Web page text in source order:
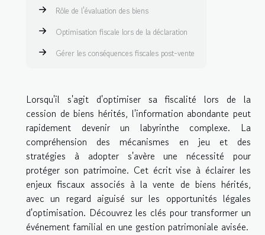
Rôle de l'évaluation des biens
Optimisation fiscale lors de la déclaration
Gérer les conséquences fiscales post-vente
Lorsqu'il s'agit d'optimiser sa fiscalité lors de la
cession de biens hérités, l'information abondante peut
rapidement devenir un labyrinthe complexe. La
compréhension des mécanismes en jeu et des
stratégies à adopter s'avère une nécessité pour
protéger son patrimoine. Cet écrit vise à éclairer les
enjeux fiscaux associés à la vente de biens hérités,
avec un regard aiguisé sur les opportunités légales
d'optimisation. Découvrez les clés pour transformer un
événement familial en une gestion patrimoniale avisée.